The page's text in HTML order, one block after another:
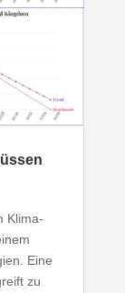
Klima­
Eine
zu